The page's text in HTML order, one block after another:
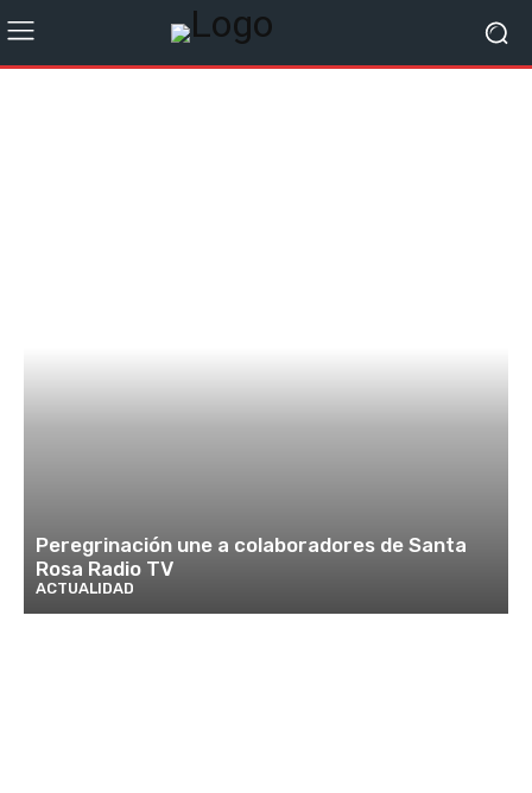
Peregrinación une a colaboradores de Santa
Rosa Radio TV
ACTUALIDAD